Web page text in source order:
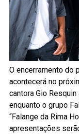
O encerramento do
acontecerá no
cantora Gio Resquin
enquanto o grupo
“Falange da Rima
apresentações